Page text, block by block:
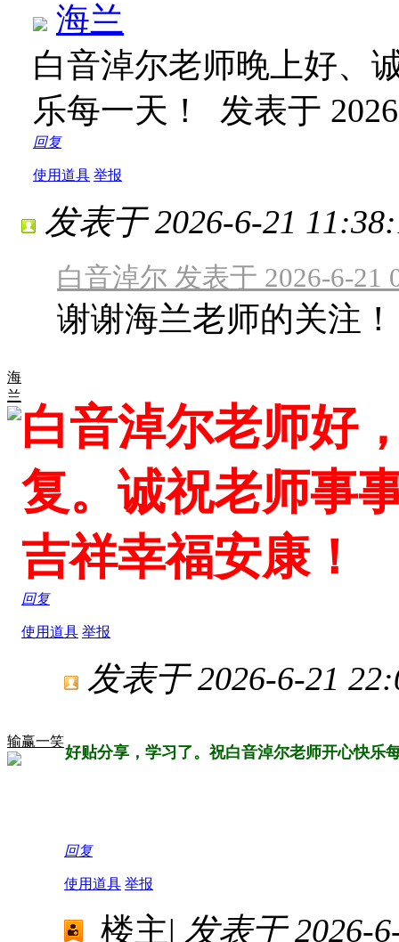
海兰
白音淖尔老师晚上好、
乐每一天！ 发表于
回复
使用道具 举报
海
兰
发表于 2026-6-21
白音淖尔 发表于 2026-6-21
谢谢海兰老师的关注！
白音淖尔老师好
复。诚祝老师事
吉祥幸福安康！
回复
使用道具 举报
输赢一笑
发表于 2026-6-21
好贴分享，学习了。祝白音淖尔老师开心快乐
回复
使用道具 举报
楼主| 发表于 2026-